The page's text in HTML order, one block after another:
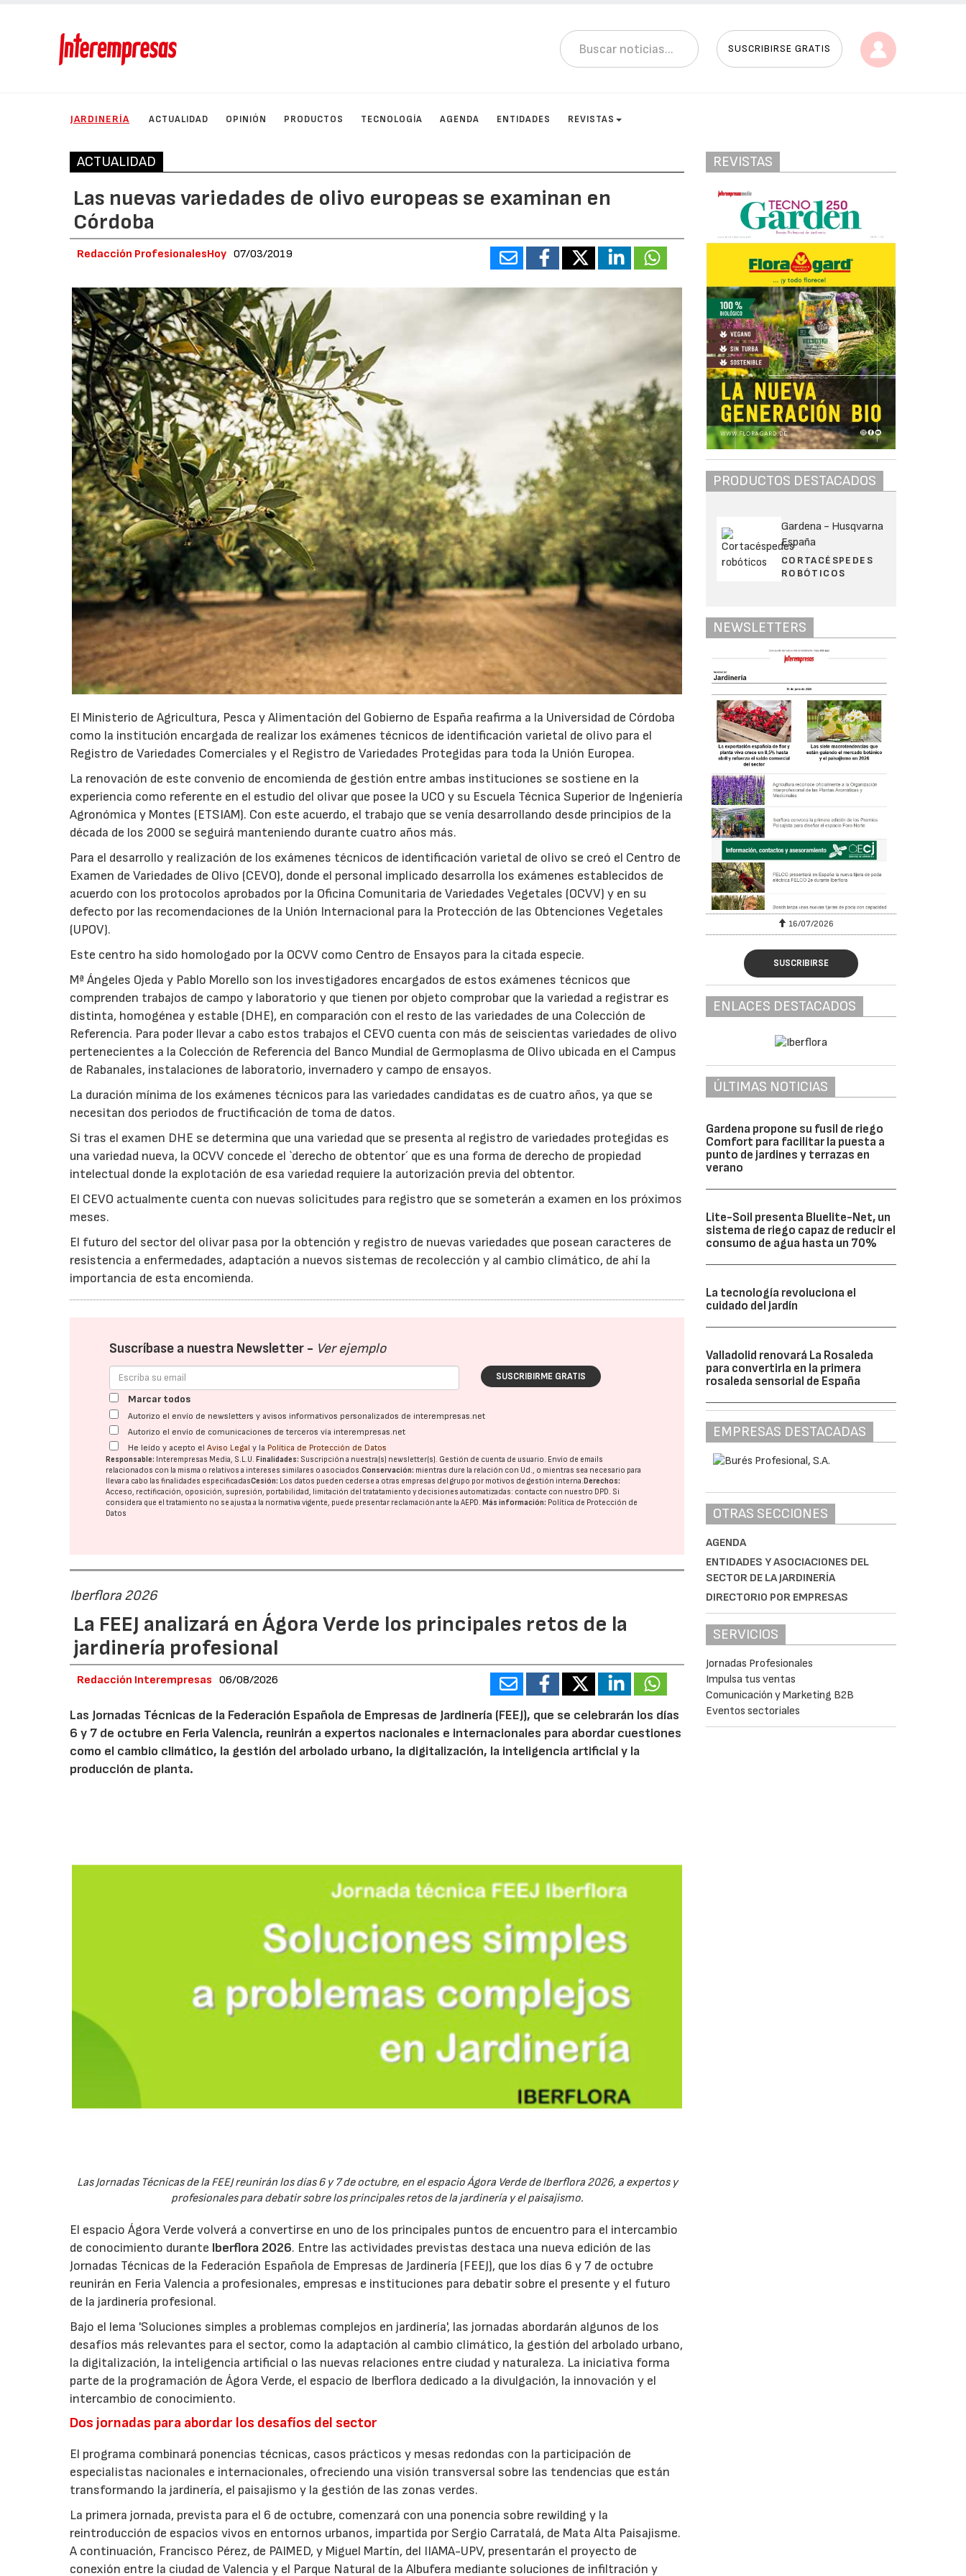
SUSCRIBIRSE GRATIS
JARDINERÍA ACTUALIDAD OPINIÓN PRODUCTOS TECNOLOGÍA AGENDA ENTIDADES REVISTAS
ACTUALIDAD
Las nuevas variedades de olivo europeas se examinan en
Córdoba
Redacción ProfesionalesHoy 07/03/2019
El Ministerio de Agricultura, Pesca y Alimentación del Gobierno de España reafirma a la Universidad de Córdoba
como la institución encargada de realizar los exámenes técnicos de identificación varietal de olivo para el
Registro de Variedades Comerciales y el Registro de Variedades Protegidas para toda la Unión Europea.
La renovación de este convenio de encomienda de gestión entre ambas instituciones se sostiene en la
experiencia como referente en el estudio del olivar que posee la UCO y su Escuela Técnica Superior de Ingeniería
Agronómica y Montes (ETSIAM). Con este acuerdo, el trabajo que se venía desarrollando desde principios de la
década de los 2000 se seguirá manteniendo durante cuatro años más.
Para el desarrollo y realización de los exámenes técnicos de identificación varietal de olivo se creó el Centro de
Examen de Variedades de Olivo (CEVO), donde el personal implicado desarrolla los exámenes establecidos de
acuerdo con los protocolos aprobados por la Oficina Comunitaria de Variedades Vegetales (OCVV) y en su
defecto por las recomendaciones de la Unión Internacional para la Protección de las Obtenciones Vegetales
(UPOV).
Este centro ha sido homologado por la OCVV como Centro de Ensayos para la citada especie.
Mª Ángeles Ojeda y Pablo Morello son los investigadores encargados de estos exámenes técnicos que
comprenden trabajos de campo y laboratorio y que tienen por objeto comprobar que la variedad a registrar es
distinta, homogénea y estable (DHE), en comparación con el resto de las variedades de una Colección de
Referencia. Para poder llevar a cabo estos trabajos el CEVO cuenta con más de seiscientas variedades de olivo
pertenecientes a la Colección de Referencia del Banco Mundial de Germoplasma de Olivo ubicada en el Campus
de Rabanales, instalaciones de laboratorio, invernadero y campo de ensayos.
La duración mínima de los exámenes técnicos para las variedades candidatas es de cuatro años, ya que se
necesitan dos periodos de fructificación de toma de datos.
Si tras el examen DHE se determina que una variedad que se presenta al registro de variedades protegidas es
una variedad nueva, la OCVV concede el `derecho de obtentor´ que es una forma de derecho de propiedad
intelectual donde la explotación de esa variedad requiere la autorización previa del obtentor.
El CEVO actualmente cuenta con nuevas solicitudes para registro que se someterán a examen en los próximos
meses.
El futuro del sector del olivar pasa por la obtención y registro de nuevas variedades que posean caracteres de
resistencia a enfermedades, adaptación a nuevos sistemas de recolección y al cambio climático, de ahí la
importancia de esta encomienda.
Suscríbase a nuestra Newsletter - Ver ejemplo
SUSCRIBIRME GRATIS
Marcar todos
Autorizo el envío de newsletters y avisos informativos personalizados de interempresas.net
Autorizo el envío de comunicaciones de terceros vía interempresas.net
He leído y acepto elAviso Legal y la Política de Protección de Datos
Responsable: Interempresas Media, S.L.U.Finalidades: Suscripción a nuestra(s) newsletter(s). Gestión de cuenta de usuario. Envío de emails
relacionados con la misma o relativos a intereses similares o asociados.Conservación: mientras dure la relación con Ud., o mientras sea necesario para
llevar a cabo las finalidades especificadasCesión: Los datos pueden cederse a otras empresas del grupo por motivos de gestión interna.Derechos:
Acceso, rectificación, oposición, supresión, portabilidad, limitación del tratatamiento y decisiones automatizadas: contacte con nuestro DPD. Si
considera que el tratamiento no se ajusta a la normativa vigente, puede presentar reclamación ante laAEPD.Más información: Política de Protección de
Datos
Iberflora 2026
La FEEJ analizará en Ágora Verde los principales retos de la
jardinería profesional
Redacción Interempresas 06/08/2026
Las Jornadas Técnicas de la Federación Española de Empresas de Jardinería (FEEJ), que se celebrarán los días
6 y 7 de octubre en Feria Valencia, reunirán a expertos nacionales e internacionales para abordar cuestiones
como el cambio climático, la gestión del arbolado urbano, la digitalización, la inteligencia artificial y la
producción de planta.
Las Jornadas Técnicas de la FEEJ reunirán los días 6 y 7 de octubre, en el espacio Ágora Verde de Iberflora 2026, a expertos y
profesionales para debatir sobre los principales retos de la jardinería y el paisajismo.
El espacio Ágora Verde volverá a convertirse en uno de los principales puntos de encuentro para el intercambio
de conocimiento durante Iberflora 2026. Entre las actividades previstas destaca una nueva edición de las
Jornadas Técnicas de la Federación Española de Empresas de Jardinería (FEEJ), que los días 6 y 7 de octubre
reunirán en Feria Valencia a profesionales, empresas e instituciones para debatir sobre el presente y el futuro
de la jardinería profesional.
Bajo el lema 'Soluciones simples a problemas complejos en jardinería', las jornadas abordarán algunos de los
desafíos más relevantes para el sector, como la adaptación al cambio climático, la gestión del arbolado urbano,
la digitalización, la inteligencia artificial o las nuevas relaciones entre ciudad y naturaleza. La iniciativa forma
parte de la programación de Ágora Verde, el espacio de Iberflora dedicado a la divulgación, la innovación y el
intercambio de conocimiento.
Dos jornadas para abordar los desafíos del sector
El programa combinará ponencias técnicas, casos prácticos y mesas redondas con la participación de
especialistas nacionales e internacionales, ofreciendo una visión transversal sobre las tendencias que están
transformando la jardinería, el paisajismo y la gestión de las zonas verdes.
La primera jornada, prevista para el 6 de octubre, comenzará con una ponencia sobre rewilding y la
reintroducción de espacios vivos en entornos urbanos, impartida por Sergio Carratalá, de Mata Alta Paisajisme.
A continuación, Francisco Pérez, de PAIMED, y Miguel Martín, del IIAMA-UPV, presentarán el proyecto de
conexión entre la ciudad de Valencia y el Parque Natural de la Albufera mediante soluciones de infiltración y
REVISTAS
PRODUCTOS DESTACADOS
Gardena - Husqvarna
España
CORTACÉSPEDES
ROBÓTICOS
NEWSLETTERS
16/07/2026
SUSCRIBIRSE
ENLACES DESTACADOS
ÚLTIMAS NOTICIAS
Gardena propone su fusil de riego
Comfort para facilitar la puesta a
punto de jardines y terrazas en
verano
Lite-Soil presenta Bluelite-Net, un
sistema de riego capaz de reducir el
consumo de agua hasta un 70%
La tecnología revoluciona el
cuidado del jardín
Valladolid renovará La Rosaleda
para convertirla en la primera
rosaleda sensorial de España
EMPRESAS DESTACADAS
OTRAS SECCIONES
AGENDA
ENTIDADES Y ASOCIACIONES DEL
SECTOR DE LA JARDINERÍA
DIRECTORIO POR EMPRESAS
SERVICIOS
Jornadas Profesionales
Impulsa tus ventas
Comunicación y Marketing B2B
Eventos sectoriales